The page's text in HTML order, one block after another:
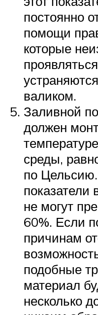
постоянно
помощи
которые
валиком.
Заливной
должен
среды,
по
показатели
не могут
60%. Если
причинам
подобные
материал
несколько